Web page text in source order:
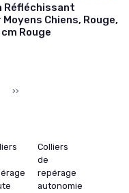
Réfléchissant
Chiens, Rouge,
Rouge
››
Colliers
de
repérage
autonomie